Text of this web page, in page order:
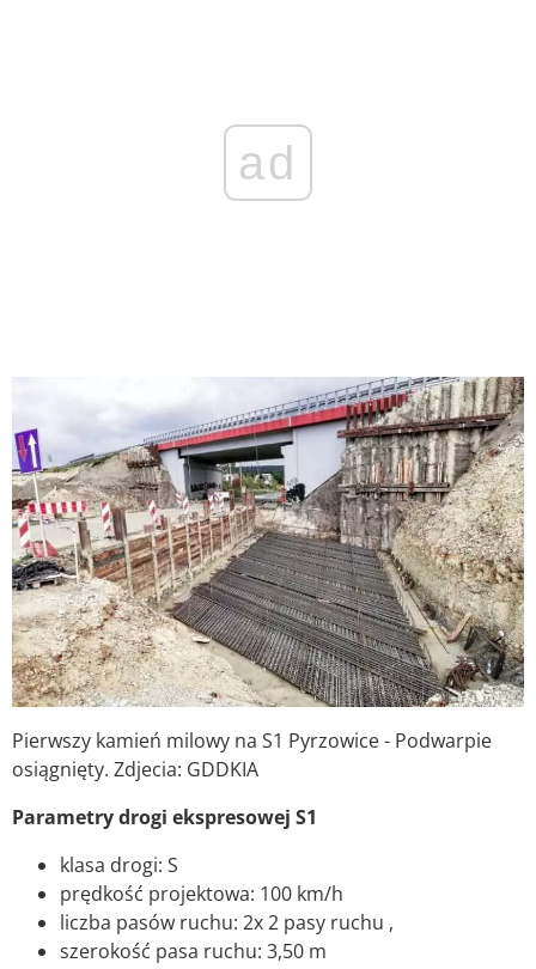
ad
Pierwszy kamień milowy na S1 Pyrzowice - Podwarpie
osiągnięty. Zdjecia: GDDKIA
Parametry drogi ekspresowej S1
klasa drogi: S
prędkość projektowa: 100 km/h
liczba pasów ruchu: 2x 2 pasy ruchu ,
szerokość pasa ruchu: 3,50 m